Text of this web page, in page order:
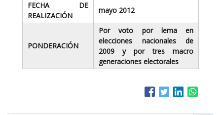
FECHA DE
REALIZACIÓN
mayo 2012
PONDERACIÓN
Por voto por lema en
elecciones nacionales de
2009 y por tres macro
generaciones electorales